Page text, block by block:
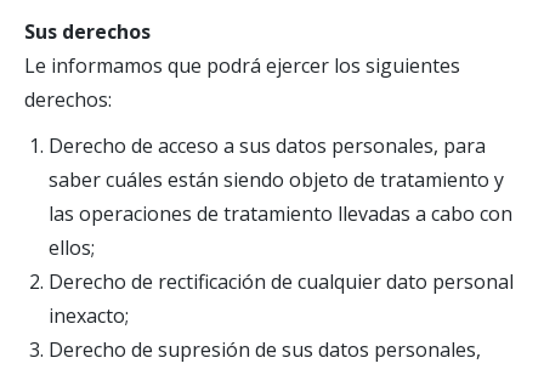
Sus derechos
Le informamos que podrá ejercer los siguientes
derechos:
Derecho de acceso a sus datos personales, para
saber cuáles están siendo objeto de tratamiento y
las operaciones de tratamiento llevadas a cabo con
ellos;
Derecho de rectificación de cualquier dato personal
inexacto;
Derecho de supresión de sus datos personales,